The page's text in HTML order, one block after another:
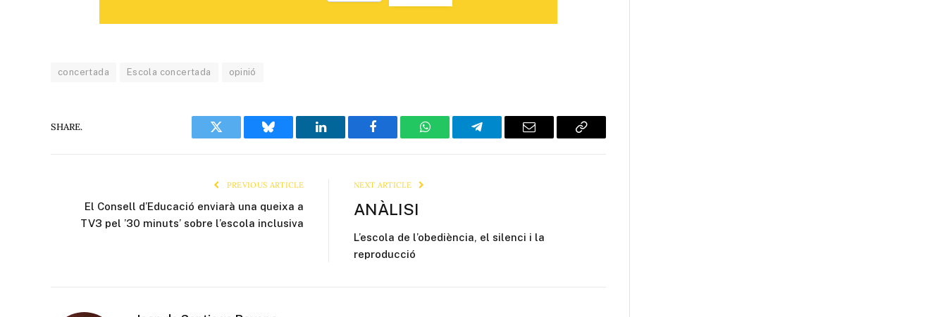
concertada Escola concertada opinió
SHARE.
Twitter Bluesky LinkedIn Facebook WhatsAppTelegram Email
Copy
PREVIOUS ARTICLE
El Consell d’Educació enviarà una queixa a
TV3 pel ’30 minuts’ sobre l’escola inclusiva
NEXT ARTICLE
ANÀLISI
L’escola de l’obediència, el silenci i la
reproducció